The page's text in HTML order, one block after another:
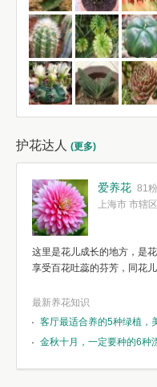
护花达人 (更多)
爱养花 81
上海市 市辖
这里是花儿成长的地方，是
享受百花吐蕊的芬芳，同花儿
最新养花知识
客厅最适合养的5种绿植，
金秋十月，一定要种的6种